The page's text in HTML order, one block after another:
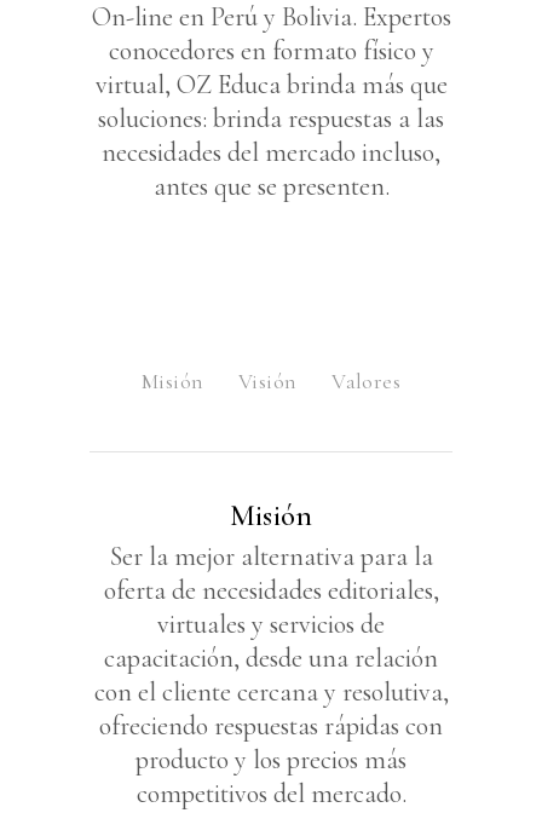
On-line en Perú y Bolivia. Expertos
conocedores en formato físico y
virtual, OZ Educa brinda más que
soluciones: brinda respuestas a las
necesidades del mercado incluso,
antes que se presenten.
Misión Visión Valores
Misión
Ser la mejor alternativa para la
oferta de necesidades editoriales,
virtuales y servicios de
capacitación, desde una relación
con el cliente cercana y resolutiva,
ofreciendo respuestas rápidas con
producto y los precios más
competitivos del mercado.